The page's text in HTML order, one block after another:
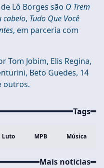
Lô Borges são O Trem
cabelo, Tudo Que Você
, em parceria com
Tom Jobim, Elis Regina,
Beto Guedes, 14
outros.
Tags
Luto MPB Música
Mais noticias